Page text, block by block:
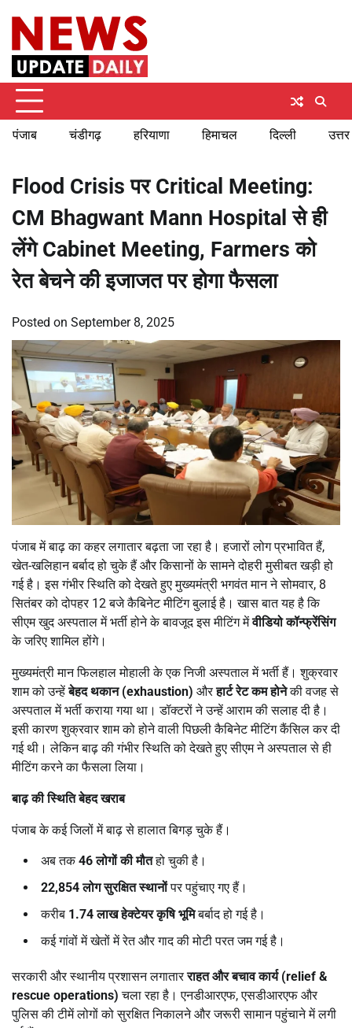
content
पंजाब चंडीगढ़ हरियाणा हिमाचल दिल्ली
Flood Crisis पर Critical Meeting:
CM Bhagwant Mann Hospital से ही
लेंगे Cabinet Meeting, Farmers को
रेत बेचने की इजाजत पर होगा फैसला
Posted on September 8, 2025
पंजाब में बाढ़ का कहर लगातार बढ़ता जा रहा है। हजारों लोग प्रभावित हैं,
खेत-खलिहान बर्बाद हो चुके हैं और किसानों के सामने दोहरी मुसीबत खड़ी हो
गई है। इस गंभीर स्थिति को देखते हुए मुख्यमंत्री भगवंत मान ने सोमवार, 8
सितंबर को दोपहर 12 बजे कैबिनेट मीटिंग बुलाई है। खास बात यह है कि
सीएम खुद अस्पताल में भर्ती होने के बावजूद इस मीटिंग मेंवीडियो कॉन्फ्रेंसिंग
के जरिए शामिल होंगे।
मुख्यमंत्री मान फिलहाल मोहाली के एक निजी अस्पताल में भर्ती हैं। शुक्रवार
शाम को उन्हेंबेहद थकान (exhaustion) औरहार्ट रेट कम होनेकी वजह से
अस्पताल में भर्ती कराया गया था। डॉक्टरों ने उन्हें आराम की सलाह दी है।
इसी कारण शुक्रवार शाम को होने वाली पिछली कैबिनेट मीटिंग कैंसिल कर दी
गई थी। लेकिन बाढ़ की गंभीर स्थिति को देखते हुए सीएम ने अस्पताल से ही
मीटिंग करने का फैसला लिया।
बाढ़ की स्थिति बेहद खराब
पंजाब के कई जिलों में बाढ़ से हालात बिगड़ चुके हैं।
अब तक46लोगों की मौतहो चुकी है।
22,854लोग सुरक्षित स्थानोंपर पहुंचाए गए हैं।
करीब 1.74लाख हेक्टेयर कृषि भूमिबर्बाद हो गई है।
कई गांवों में खेतों में रेत और गाद की मोटी परत जम गई है।
सरकारी और स्थानीय प्रशासन लगातारराहत और बचाव कार्य (relief &
rescue operations) चला रहा है। एनडीआरएफ, एसडीआरएफ और
पुलिस की टीमें लोगों को सुरक्षित निकालने और जरूरी सामान पहुंचाने में लगी